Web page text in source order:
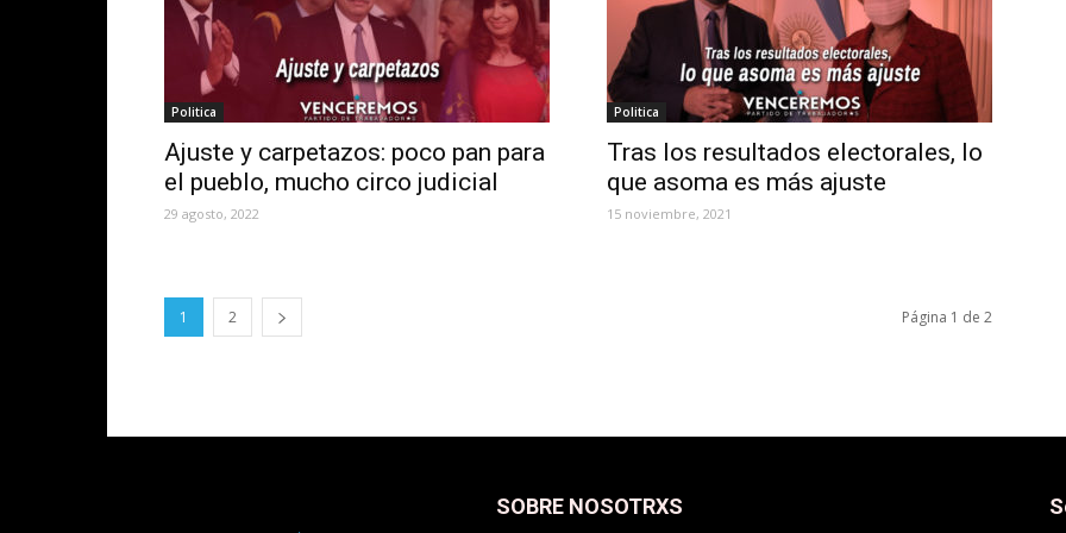
Politica
Ajuste y carpetazos: poco pan para
el pueblo, mucho circo judicial
29 agosto, 2022
Politica
Tras los resultados electorales, lo
que asoma es más ajuste
15 noviembre, 2021
1 2 Página 1 de 2
SOBRE NOSOTRXS